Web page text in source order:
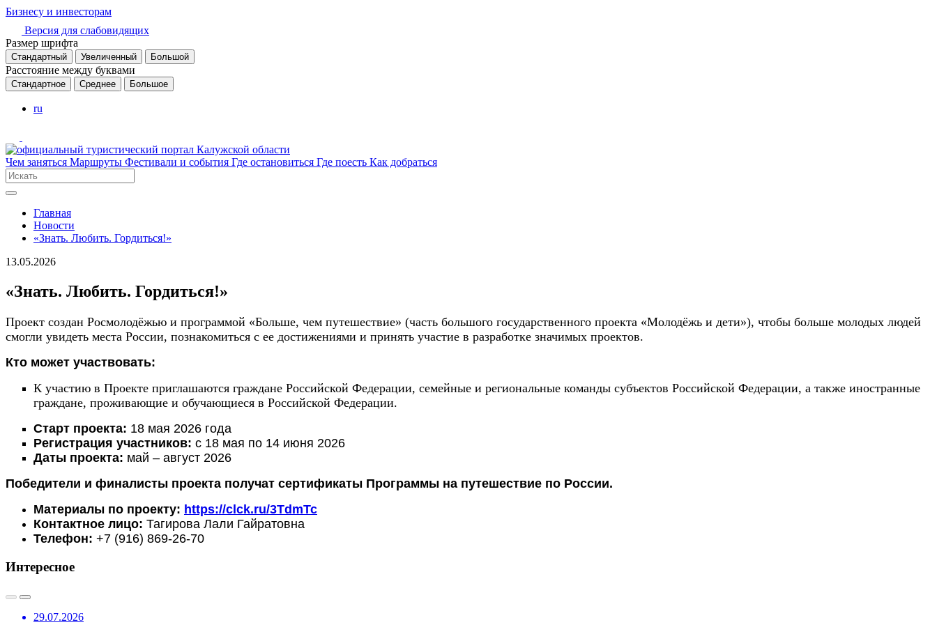
Бизнесу и инвесторам
Версия для слабовидящих
Размер шрифта
Стандартный Увеличенный Большой
Расстояние между буквами
Стандартное Среднее Большое
ru
Чем заняться Маршруты Фестивали и события Где остановиться Где поесть Как добраться
Главная
Новости
«Знать. Любить. Гордиться!»
13.05.2026
«Знать. Любить. Гордиться!»
Проект создан Росмолодёжью и программой «Больше, чем путешествие» (часть большого государственного проекта «Молодёжь и дети»), чтобы больше молодых людей
смогли увидеть места России, познакомиться с ее достижениями и принять участие в разработке значимых проектов.
Кто может участвовать:
К участию в Проекте приглашаются граждане Российской Федерации, семейные и региональные команды субъектов Российской Федерации, а также иностранные
граждане, проживающие и обучающиеся в Российской Федерации.
Старт проекта: 18 мая 2026 года
Регистрация участников: с 18 мая по 14 июня 2026
Даты проекта: май – август 2026
Победители и финалисты проекта получат сертификаты Программы на путешествие по России.
Материалы по проекту: https://clck.ru/3TdmTc
Контактное лицо: Тагирова Лали Гайратовна
Телефон: +7 (916) 869-26-70
Интересное
29.07.2026